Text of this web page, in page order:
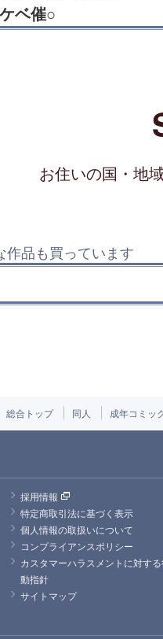
ベ催○
お住いの国・地
作品も買っています
総合トップ 同人 成年コミッ
採用情報
特定商取引法に基づく表示
個人情報の取扱いについて
コンプライアンスポリシー
カスタマーハラスメントに対す
動指針
サイトマップ